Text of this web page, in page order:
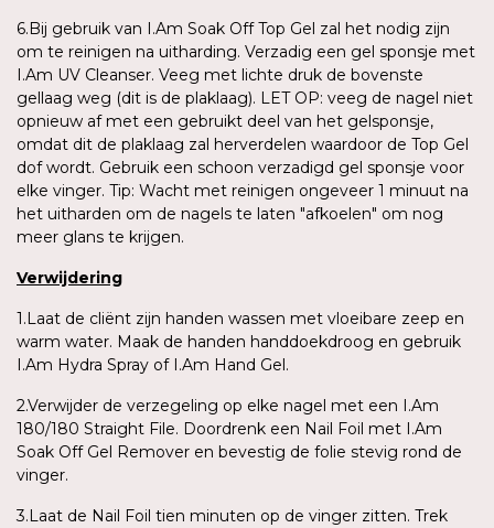
6.Bij gebruik van I.Am Soak Off Top Gel zal het nodig zijn
om te reinigen na uitharding. Verzadig een gel sponsje met
I.Am UV Cleanser. Veeg met lichte druk de bovenste
gellaag weg (dit is de plaklaag). LET OP: veeg de nagel niet
opnieuw af met een gebruikt deel van het gelsponsje,
omdat dit de plaklaag zal herverdelen waardoor de Top Gel
dof wordt. Gebruik een schoon verzadigd gel sponsje voor
elke vinger. Tip: Wacht met reinigen ongeveer 1 minuut na
het uitharden om de nagels te laten "afkoelen" om nog
meer glans te krijgen.
Verwijdering
1.Laat de cliënt zijn handen wassen met vloeibare zeep en
warm water. Maak de handen handdoekdroog en gebruik
I.Am Hydra Spray of I.Am Hand Gel.
2.Verwijder de verzegeling op elke nagel met een I.Am
180/180 Straight File. Doordrenk een Nail Foil met I.Am
Soak Off Gel Remover en bevestig de folie stevig rond de
vinger.
3.Laat de Nail Foil tien minuten op de vinger zitten. Trek